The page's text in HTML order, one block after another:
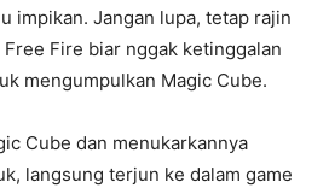
impikan. Jangan lupa, tetap rajin
Fire biar nggak ketinggalan
mengumpulkan Magic Cube.
Cube dan menukarkannya
langsung terjun ke dalam game